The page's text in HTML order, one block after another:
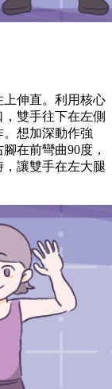
伸直。利用核心
雙手往下在左側
想加深動作強
在前彎曲90度，
讓雙手在左大腿